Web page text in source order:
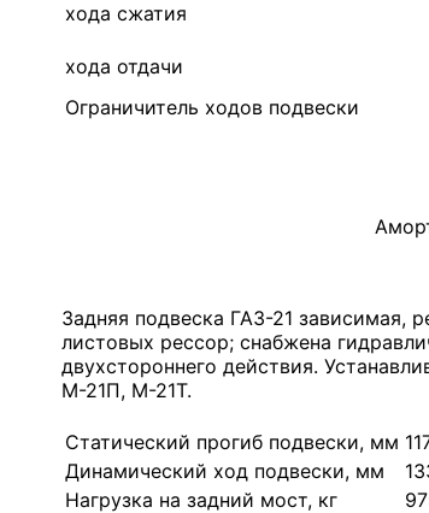
хода сжатия
хода отдачи
Ограничитель ходов подвески
Задняя подвеска ГАЗ-21 зависимая,
листовых рессор; снабжена
двухстороннего действия.
М-21П, М-21Т.
Статический прогиб подвески, мм
Динамический ход подвески, мм
Нагрузка на задний мост, кг